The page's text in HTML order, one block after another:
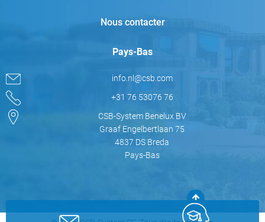
Nous contacter
Pays-Bas
info.nl@csb.com
+31 76 53076 76
CSB-System Benelux BV
Graaf Engelbertlaan 75
4837 DS Breda
Pays-Bas